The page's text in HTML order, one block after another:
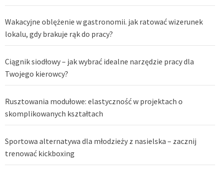
Wakacyjne oblężenie w gastronomii. jak ratować wizerunek
lokalu, gdy brakuje rąk do pracy?
Ciągnik siodłowy – jak wybrać idealne narzędzie pracy dla
Twojego kierowcy?
Rusztowania modułowe: elastyczność w projektach o
skomplikowanych kształtach
Sportowa alternatywa dla młodzieży z nasielska – zacznij
trenować kickboxing